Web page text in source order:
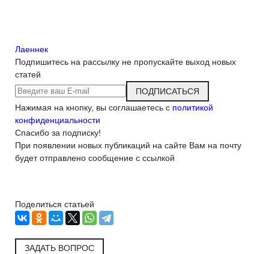
Лаеннек
Подпишитесь на рассылку не пропускайте выход новых
статей
ПОДПИСАТЬСЯ
Нажимая на кнопку, вы соглашаетесь с политикой
конфиденциальности
Спасибо за подписку!
При появлении новых публикаций на сайте Вам на почту
будет отправлено сообщение с ссылкой
Поделиться статьей
ЗАДАТЬ ВОПРОС